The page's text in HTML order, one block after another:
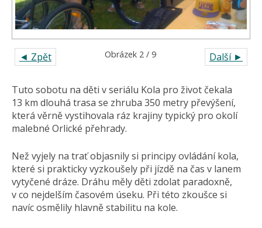
◄ Zpět Další ►
Obrázek 2 / 9
Tuto sobotu na děti v seriálu Kola pro život čekala
13 km dlouhá trasa se zhruba 350 metry převýšení,
která věrně vystihovala ráz krajiny typický pro okolí
malebné Orlické přehrady.
Než vyjely na trať objasnily si principy ovládání kola,
které si prakticky vyzkoušely při jízdě na čas v lanem
vytyčené dráze. Dráhu měly děti zdolat paradoxně,
v co nejdelším časovém úseku. Při této zkoušce si
navíc osmělily hlavně stabilitu na kole.